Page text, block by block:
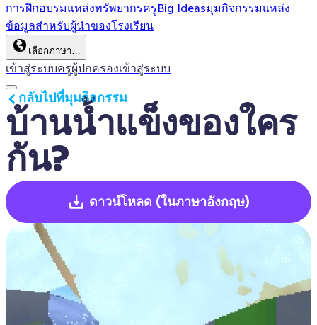
การฝึกอบรมแหล่งทรัพยากรครูBig Ideasมุมกิจกรรมแหล่ง
ข้อมูลสำหรับผู้นำของโรงเรียน
เลือกภาษา…
เข้าสู่ระบบครูผู้ปกครองเข้าสู่ระบบ
บ้านน้ำแข็งของใคร
กัน?
กลับไปที่มุมกิจกรรม
ดาวน์โหลด (ในภาษาอังกฤษ)